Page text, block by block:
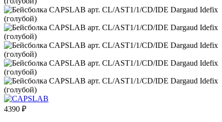
4390 ₽